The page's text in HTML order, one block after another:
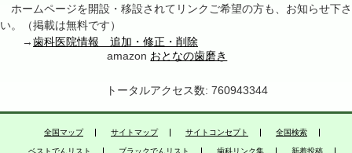
ホームページを開設・移設されてリンクご希望の方も、お知らせ下さ
い。（掲載は無料です）
→歯科医院情報 追加・修正・削除
amazon おとなの歯磨き
トータルアクセス数: 760943344
全国マップ サイトマップ サイトコンセプト 全国検索